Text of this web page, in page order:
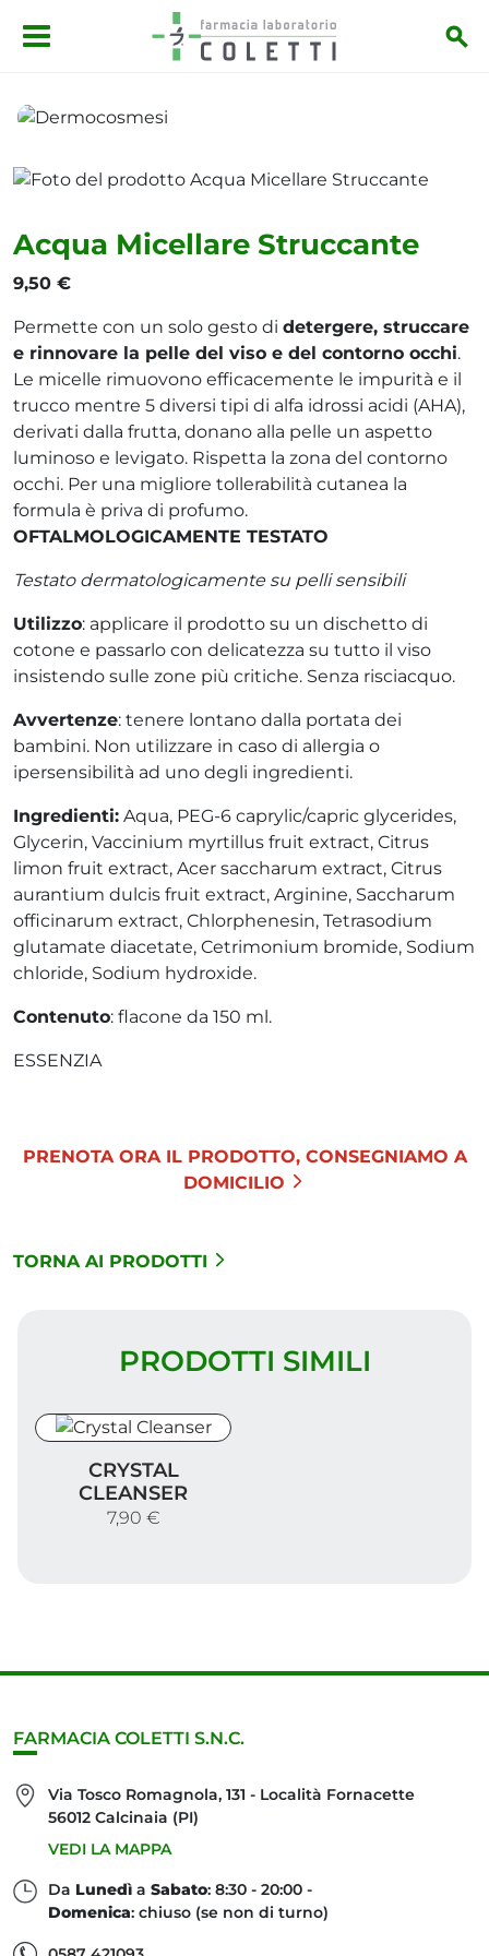
Salta al contenuto principale
Acqua Micellare Struccante
9,50 €
Permette con un solo gesto di detergere, struccare
e rinnovare la pelle del viso e del contorno occhi.
Le micelle rimuovono efficacemente le impurità e il
trucco mentre 5 diversi tipi di alfa idrossi acidi (AHA),
derivati dalla frutta, donano alla pelle un aspetto
luminoso e levigato. Rispetta la zona del contorno
occhi. Per una migliore tollerabilità cutanea la
formula è priva di profumo.
OFTALMOLOGICAMENTE TESTATO
Testato dermatologicamente su pelli sensibili
Utilizzo: applicare il prodotto su un dischetto di
cotone e passarlo con delicatezza su tutto il viso
insistendo sulle zone più critiche. Senza risciacquo.
Avvertenze: tenere lontano dalla portata dei
bambini. Non utilizzare in caso di allergia o
ipersensibilità ad uno degli ingredienti.
Ingredienti: Aqua, PEG-6 caprylic/capric glycerides,
Glycerin, Vaccinium myrtillus fruit extract, Citrus
limon fruit extract, Acer saccharum extract, Citrus
aurantium dulcis fruit extract, Arginine, Saccharum
officinarum extract, Chlorphenesin, Tetrasodium
glutamate diacetate, Cetrimonium bromide, Sodium
chloride, Sodium hydroxide.
Contenuto: flacone da 150 ml.
ESSENZIA
PRENOTA ORA IL PRODOTTO, CONSEGNIAMO A
DOMICILIO
TORNA AI PRODOTTI
PRODOTTI SIMILI
CRYSTAL
CLEANSER
7,90 €
FARMACIA COLETTI S.N.C.
Via Tosco Romagnola, 131 - Località Fornacette
56012 Calcinaia (PI)
VEDI LA MAPPA
Da Lunedì a Sabato: 8:30 - 20:00 -
Domenica: chiuso (se non di turno)